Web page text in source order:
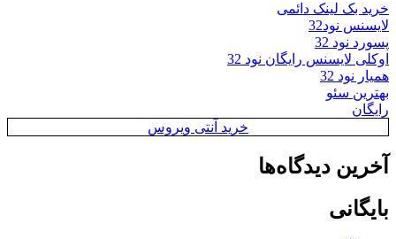
خرید بک لینک دائمی
لایسنس نود32
پسورد نود 32
اوکلی لایسنس رایگان نود 32
همیار نود 32
بهترین سئو
رایگان
خرید آنتی ویروس
آخرین دیدگاه‌ها
بایگانی